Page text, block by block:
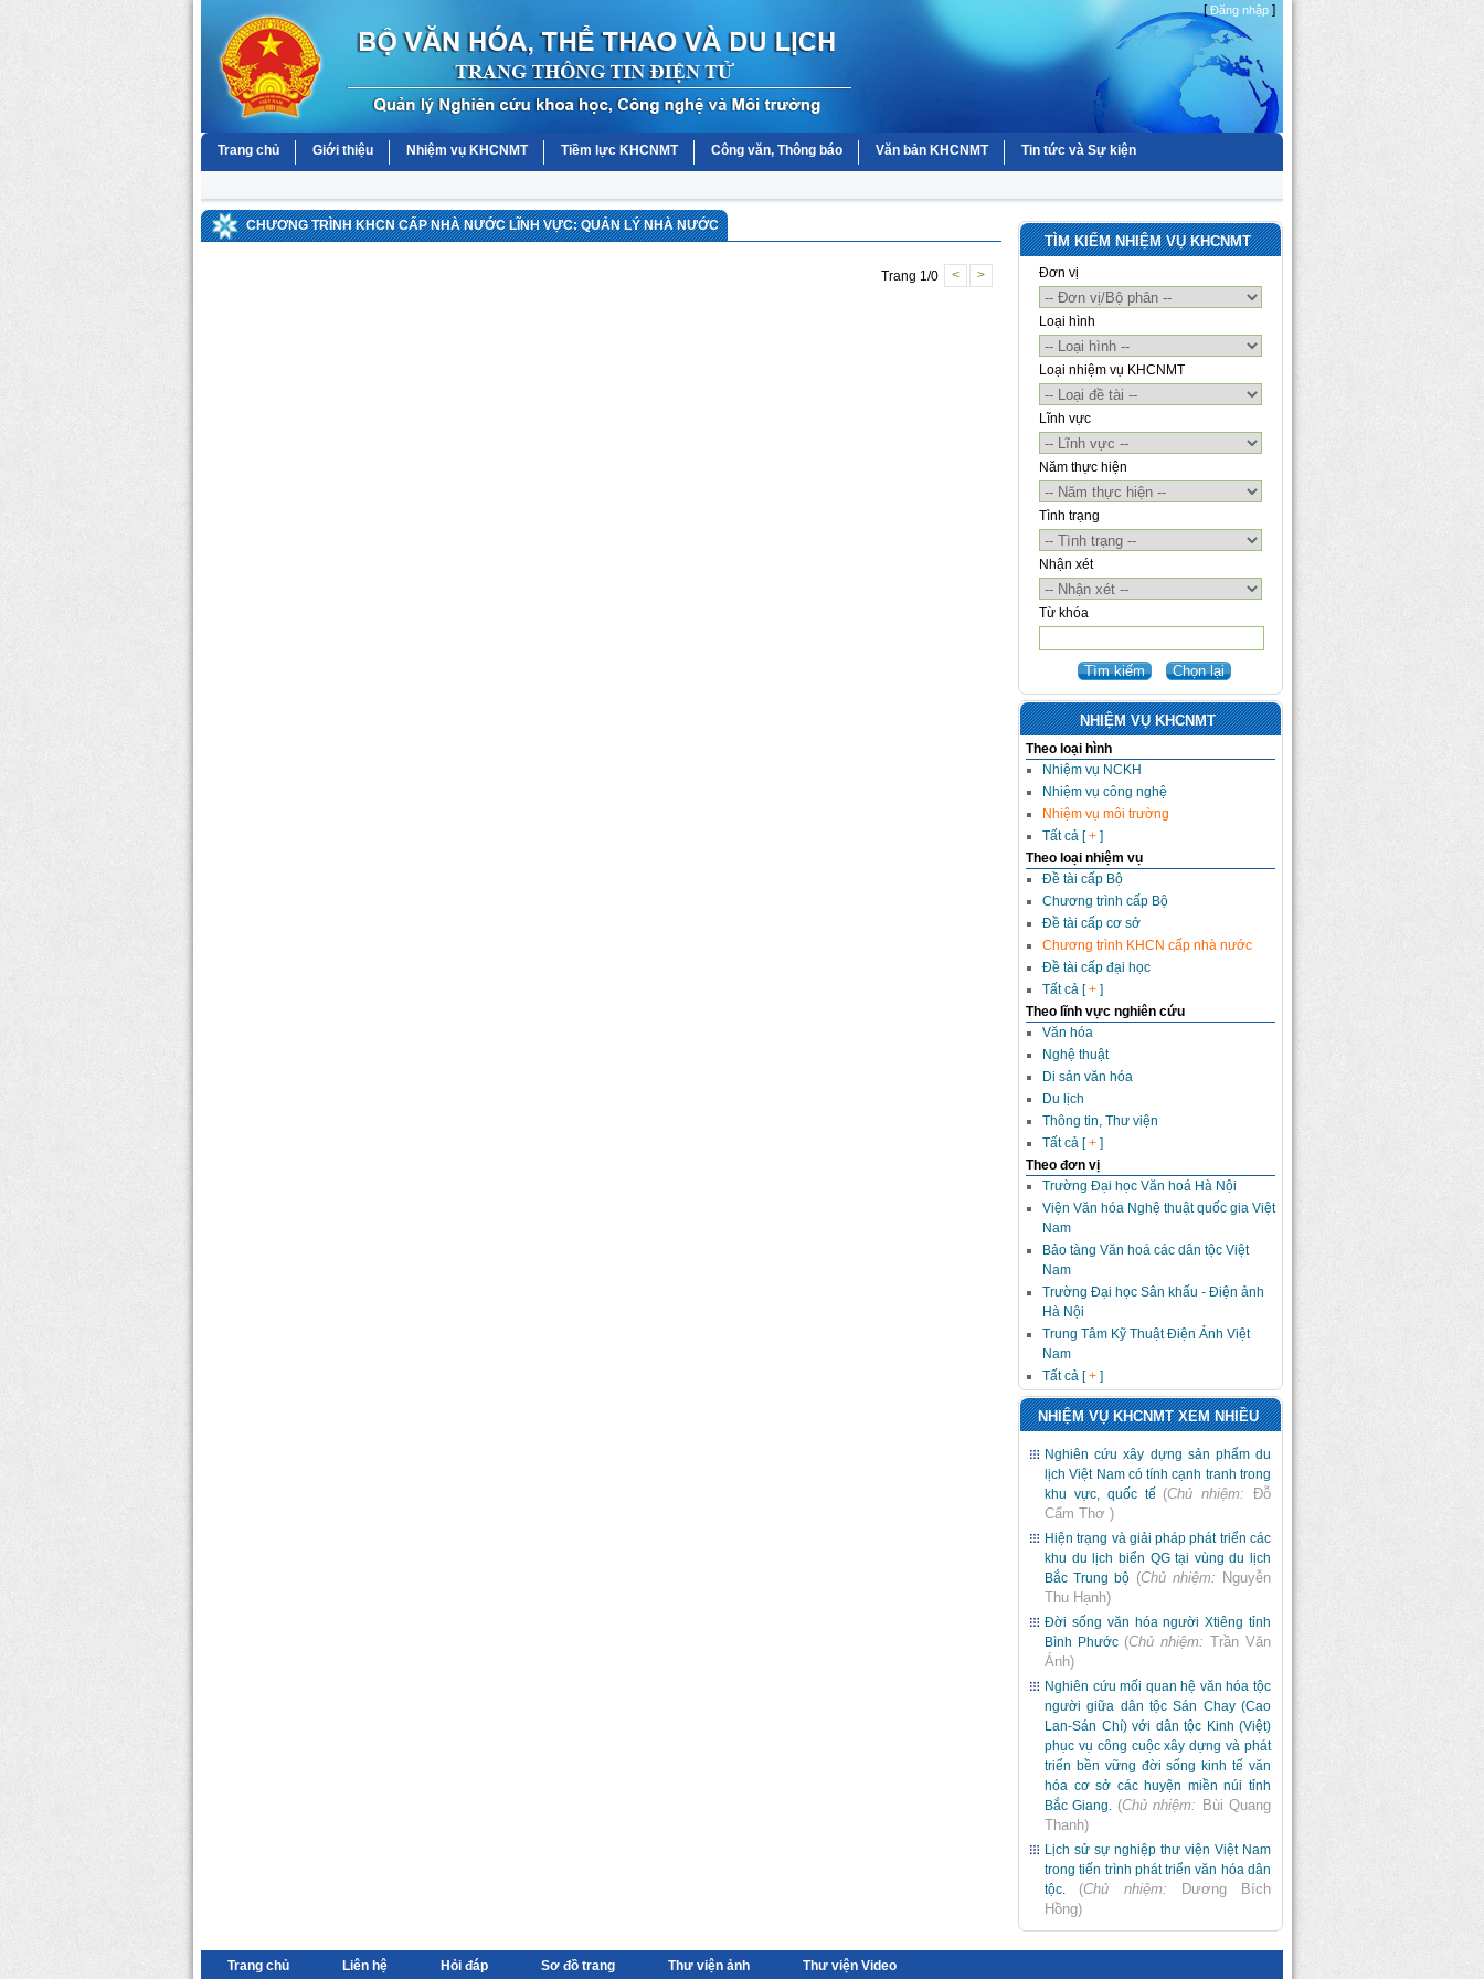
[Đăng nhập ]
Trang chủ Giới thiệu Nhiệm vụ KHCNMT Tiềm lực KHCNMT Công văn, Thông báo Văn bản KHCNMT Tin tức và Sự kiện
CHƯƠNG TRÌNH KHCN CẤP NHÀ NƯỚC LĨNH VỰC: QUẢN LÝ NHÀ NƯỚC
Trang 1/0 < >
TÌM KIẾM NHIỆM VỤ KHCNMT
Đơn vị
Loại hình
Loại nhiệm vụ KHCNMT
Lĩnh vực
Năm thực hiện
Tình trạng
Nhận xét
Từ khóa
NHIỆM VỤ KHCNMT
Theo loại hình
Nhiệm vụ NCKH
Nhiệm vụ công nghệ
Nhiệm vụ môi trường
Tất cả [+ ]
Theo loại nhiệm vụ
Đề tài cấp Bộ
Chương trình cấp Bộ
Đề tài cấp cơ sở
Chương trình KHCN cấp nhà nước
Đề tài cấp đại học
Tất cả [+ ]
Theo lĩnh vực nghiên cứu
Văn hóa
Nghệ thuật
Di sản văn hóa
Du lịch
Thông tin, Thư viện
Tất cả [+ ]
Theo đơn vị
Trường Đại học Văn hoá Hà Nội
Viện Văn hóa Nghệ thuật quốc gia Việt
Nam
Bảo tàng Văn hoá các dân tộc Việt
Nam
Trường Đại học Sân khấu - Điện ảnh
Hà Nội
Trung Tâm Kỹ Thuật Điện Ảnh Việt
Nam
Tất cả [+ ]
NHIỆM VỤ KHCNMT XEM NHIỀU
Nghiên cứu xây dựng sản phẩm du
lịch Việt Nam có tính cạnh tranh trong
khu vực, quốc tế (Chủ nhiệm:
Đỗ
Cẩm Thơ )
Hiện trạng và giải pháp phát triển các
khu du lịch biển QG tại vùng du lịch
Bắc Trung bộ (Chủ nhiệm: Nguyễn
Thu Hạnh)
Đời sống văn hóa người Xtiêng tỉnh
Bình Phước (Chủ nhiệm: Trần Văn
Ánh)
Nghiên cứu mối quan hệ văn hóa tộc
người giữa dân tộc Sán Chay (Cao
Lan-Sán Chí) với dân tộc Kinh (Việt)
phục vụ công cuộc xây dựng và phát
triển bền vững đời sống kinh tế văn
hóa cơ sở các huyện miền núi tỉnh
Bắc Giang. (Chủ nhiệm: Bùi Quang
Thanh)
Lịch sử sự nghiệp thư viện Việt Nam
trong tiến trình phát triển văn hóa dân
tộc.
(Chủ nhiệm:
Dương Bích
Hồng)
Trang chủ Liên hệ Hỏi đáp Sơ đồ trang Thư viện ảnh Thư viện Video